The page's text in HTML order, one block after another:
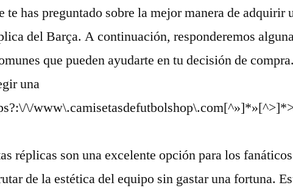
te has preguntado sobre la mejor manera de adquirir
del Barça. A continuación, responderemos
que pueden ayudarte en tu decisión de compra.
una
\/
réplicas son una excelente opción para los
de la estética del equipo sin gastar una fortuna.